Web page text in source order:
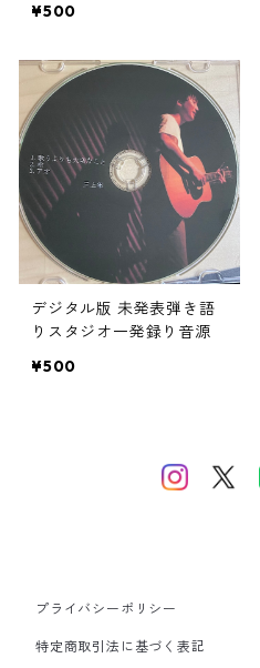
¥500
デジタル版 未発表弾き語
りスタジオ一発録り音源
¥500
プライバシーポリシー
特定商取引法に基づく表記